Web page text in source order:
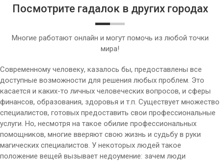
Посмотрите гадалок в других городах
Многие работают онлайн и могут помочь из любой точки
мира!
Современному человеку, казалось бы, предоставлены все
доступные возможности для решения любых проблем. Это
касается и каких-то личных человеческих вопросов, и сферы
финансов, образования, здоровья и т.п. Существует множество
специалистов, готовых предоставить свои профессиональные
услуги. Но, несмотря на такое обилие профессиональных
помощников, многие вверяют свою жизнь и судьбу в руки
магических специалистов. У некоторых людей такое
положение вещей вызывает недоумение: зачем люди